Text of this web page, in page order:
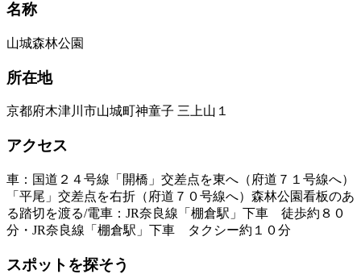
名称
山城森林公園
所在地
京都府木津川市山城町神童子 三上山１
アクセス
車：国道２４号線「開橋」交差点を東へ（府道７１号線へ）
「平尾」交差点を右折（府道７０号線へ）森林公園看板のあ
る踏切を渡る/電車：JR奈良線「棚倉駅」下車 徒歩約８０
分・JR奈良線「棚倉駅」下車 タクシー約１０分
スポットを探そう